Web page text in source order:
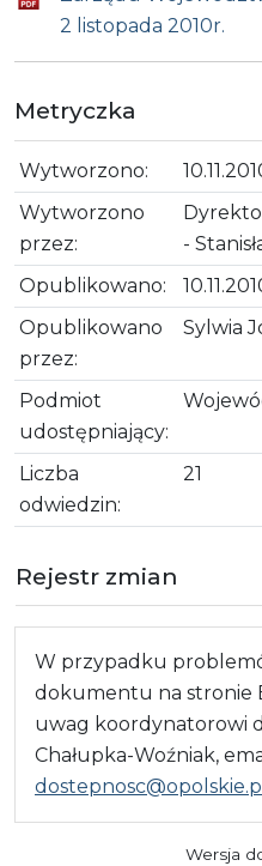
2 listopada 2010r.
Metryczka
Wytworzono:
Wytworzono
przez:
-
Opublikowano:
Opublikowano
przez:
Sylwia
Podmiot
udostępniający:
Liczba
odwiedzin:
21
Rejestr zmian
W przypadku
dokumentu na stronie
uwag koordynatorowi
Chałupka-Woźniak,
dostepnosc@opolskie.pl
Wersja